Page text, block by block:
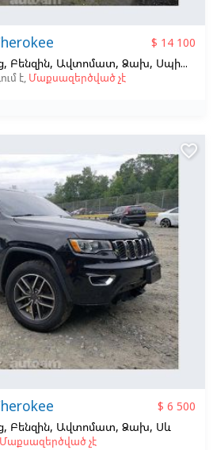
$ 14 100
Բենզին, Ավտոմատ, Ձախ, Սպիտակ
է, Մաքսազերծված չէ
$ 6 500
Բենզին, Ավտոմատ, Ձախ, Սև
Մաքսազերծված չէ
favorite_border